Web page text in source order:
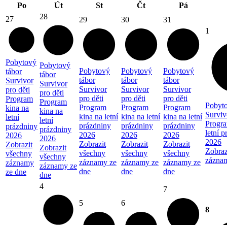
Po Út St Čt
Pá
27
Pobytový
tábor
Survivor
pro děti
Program
kina na
letní
prázdniny
2026
Zobrazit
všechny
záznamy
ze dne
28
Pobytový
tábor
Survivor
pro děti
Program
kina na
letní
prázdniny
2026
Zobrazit
všechny
záznamy ze
dne
29
Pobytový
tábor
Survivor
pro děti
Program
kina na letní
prázdniny
2026
Zobrazit
všechny
záznamy ze
dne
30
Pobytový
tábor
Survivor
pro děti
Program
kina na letní
prázdniny
2026
Zobrazit
všechny
záznamy ze
dne
31
Pobytový
tábor
Survivor
pro děti
Program
kina na letní
prázdniny
2026
Zobrazit
všechny
záznamy ze
dne
1
letní
2026
4
5 6
7
8